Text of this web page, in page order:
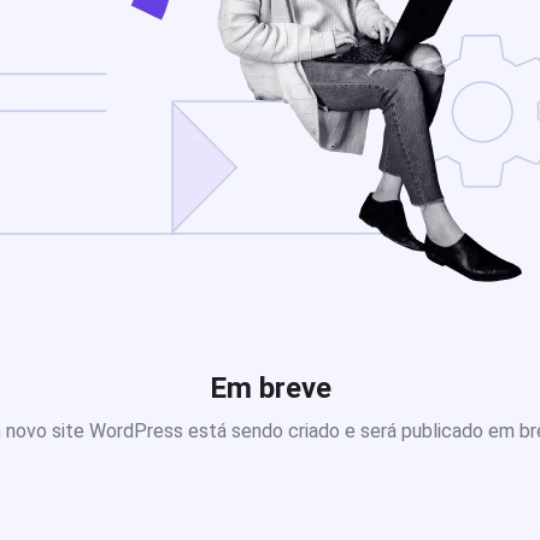
Em breve
novo site WordPress está sendo criado e será publicado em